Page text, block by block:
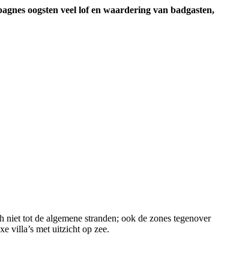
oogsten veel lof en waardering van badgasten,
tot de algemene stranden; ook de zones tegenover
villa’s met uitzicht op zee.